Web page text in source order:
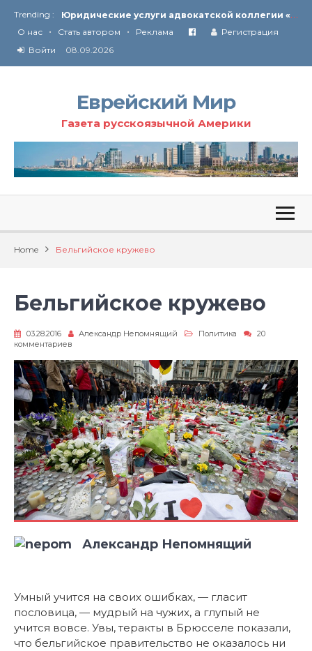
Trending :
От Ирана до Ливана и Газы
Союз кислоликих
Соглашение США с Ираном
От Ирана до Ливана и Газы
О нас • Стать автором • Реклама
Регистрация
Войти
08.09.2026
Еврейский Мир
Газета русскоязычной Америки
Home Бельгийское кружево
Бельгийское кружево
03.28.2016 Александр Непомнящий Политика
20
комментариев
Бельгийское
кружево
Александр Непомнящий
Умный учится на своих ошибках, — гласит
пословица, — мудрый на чужих, а глупый не
учится вовсе. Увы, теракты в Брюсселе показали,
что бельгийское правительство не оказалось ни